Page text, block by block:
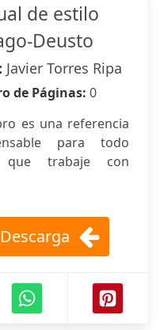
de estilo
Deusto
Javier Torres Ripa
de Páginas: 0
es una referencia
para todo
que trabaje con